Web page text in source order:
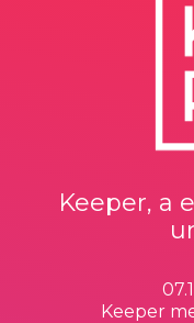
Keeper, a
Keeper